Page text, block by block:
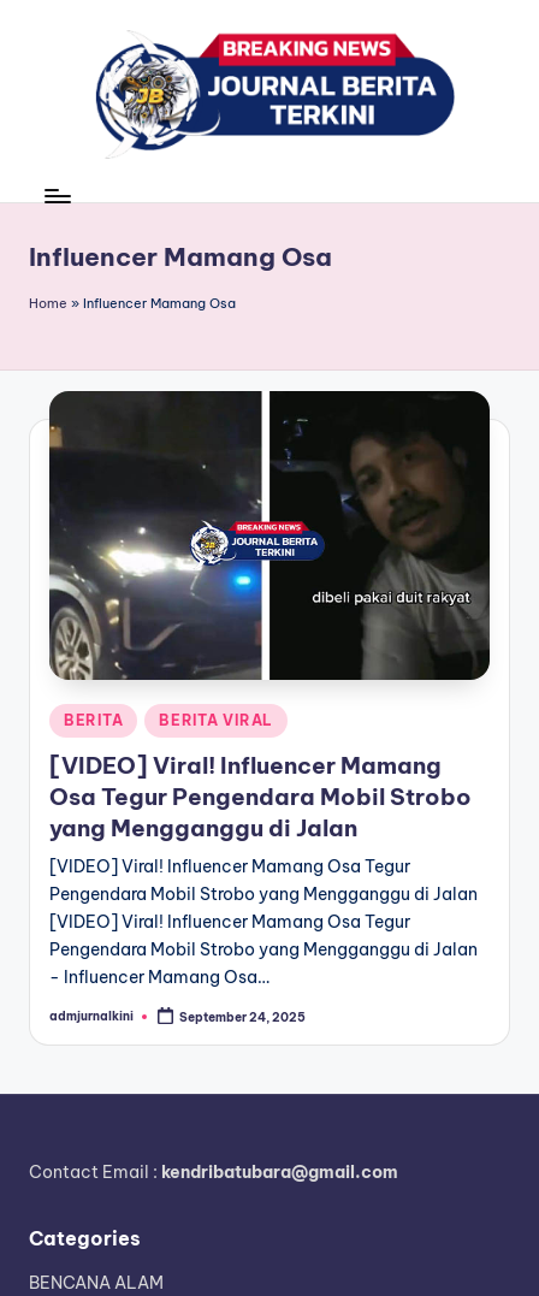
r
n
l
B
e
ri
a
T
e
k
n
news
Influencer Mamang Osa
Home » Influencer Mamang Osa
Posted
in
BERITA BERITA VIRAL
[VIDEO] Viral! Influencer Mamang
Osa Tegur Pengendara Mobil Strobo
yang Mengganggu di Jalan
[VIDEO] Viral! Influencer Mamang Osa Tegur
Pengendara Mobil Strobo yang Mengganggu di Jalan
[VIDEO] Viral! Influencer Mamang Osa Tegur
Pengendara Mobil Strobo yang Mengganggu di Jalan
- Influencer Mamang Osa…
Posted
admjurnalkini September 24, 2025
Contact Email : kendribatubara@gmail.com
Categories
BENCANA ALAM